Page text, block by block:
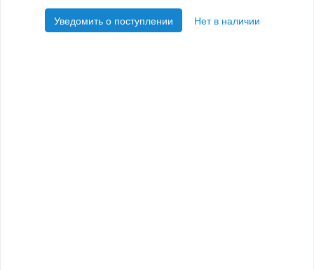
Уведомить о поступлении Нет в наличии